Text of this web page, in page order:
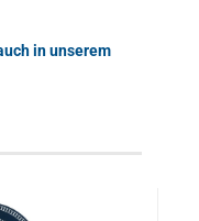
in unserem